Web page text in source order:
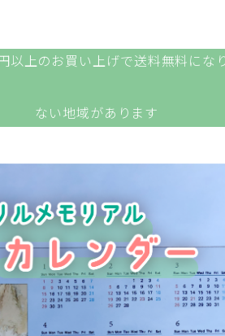
以上のお買い上げで送料無料にな
部対象
ない地域があります